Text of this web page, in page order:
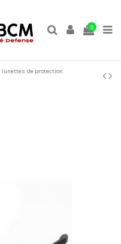
0
lunettes de protection